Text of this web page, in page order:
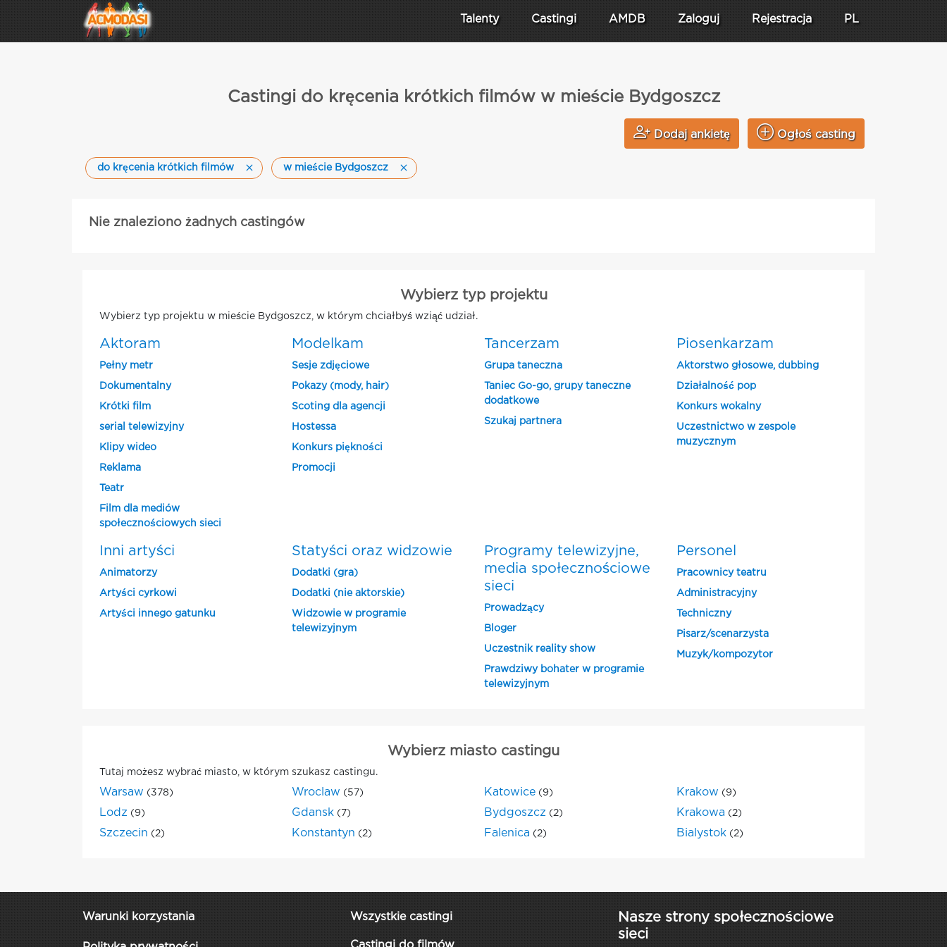
Talenty Castingi AMDB Zaloguj Rejestracja PL
Castingi do kręcenia krótkich filmów w mieście Bydgoszcz
Dodaj ankietę Ogłoś casting
do kręcenia krótkich filmów w mieście Bydgoszcz
Nie znaleziono żadnych castingów
Wybierz typ projektu
Wybierz typ projektu w mieście Bydgoszcz, w którym chciałbyś wziąć udział.
Aktoram
Pełny metr
Dokumentalny
Krótki film
serial telewizyjny
Klipy wideo
Reklama
Teatr
Film dla mediów
społecznościowych sieci
Modelkam
Sesje zdjęciowe
Pokazy (mody, hair)
Scoting dla agencji
Hostessa
Konkurs piękności
Promocji
Tancerzam
Grupa taneczna
Taniec Go-go, grupy taneczne
dodatkowe
Szukaj partnera
Piosenkarzam
Aktorstwo głosowe, dubbing
Działalność pop
Konkurs wokalny
Uczestnictwo w zespole
muzycznym
Inni artyści
Animatorzy
Artyści cyrkowi
Artyści innego gatunku
Statyści oraz widzowie
Dodatki (gra)
Dodatki (nie aktorskie)
Widzowie w programie
telewizyjnym
Programy telewizyjne,
media społecznościowe
sieci
Prowadzący
Bloger
Uczestnik reality show
Prawdziwy bohater w programie
telewizyjnym
Personel
Pracownicy teatru
Administracyjny
Techniczny
Pisarz/scenarzysta
Muzyk/kompozytor
Wybierz miasto castingu
Tutaj możesz wybrać miasto, w którym szukasz castingu.
Warsaw (378) Wroclaw (57) Katowice (9) Krakow (9)
Lodz (9) Gdansk (7) Bydgoszcz (2) Krakowa (2)
Szczecin (2) Konstantyn (2) Falenica (2) Bialystok (2)
Warunki korzystania Wszystkie castingi
Nasze strony społecznościowe
sieci